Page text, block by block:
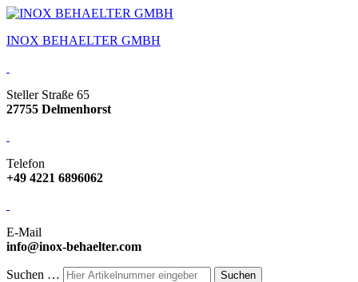
INOX BEHAELTER GMBH
Steller Straße 65
27755 Delmenhorst
Telefon
+49 4221 6896062
E-Mail
info@inox-behaelter.com
Suchen …